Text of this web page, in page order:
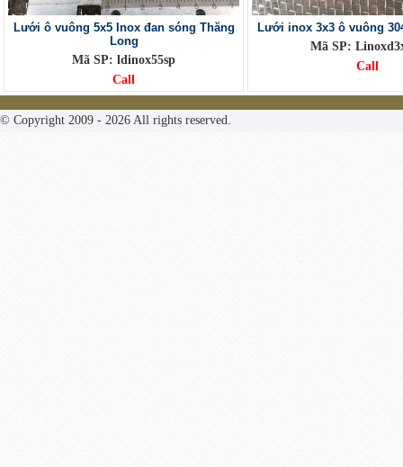
Lưới ô vuông 5x5 Inox đan sóng Thăng
Long
Mã SP: ldinox55sp
Call
Lưới inox 3x3 ô vuông
Mã SP:
Call
© Copyright 2009 - 2026 All rights reserved.